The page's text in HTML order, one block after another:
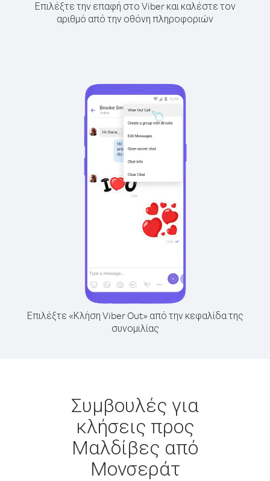
Επιλέξτε την επαφή στο Viber και καλέστε τον
αριθμό από την οθόνη πληροφοριών
Επιλέξτε «Κλήση Viber Out» από την κεφαλίδα της
συνομιλίας
Συμβουλές για
κλήσεις προς
Μαλδίβες από
Μονσεράτ